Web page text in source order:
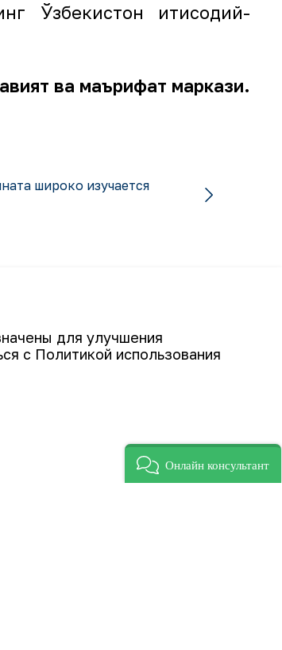
Ўзбекистон иқтисодий-
ва маърифат маркази.
широко изучается
для улучшения
с Политикой использования
Онлайн консультант